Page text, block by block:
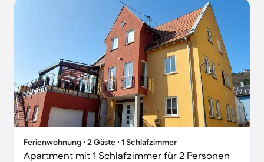
Ferienwohnung ∙ 2 Gäste ∙ 1 Schlafzimmer
Apartment mit 1 Schlafzimmer für 2 Personen